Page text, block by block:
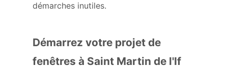
démarches inutiles.
Démarrez votre projet de
fenêtres à Saint Martin de l'If